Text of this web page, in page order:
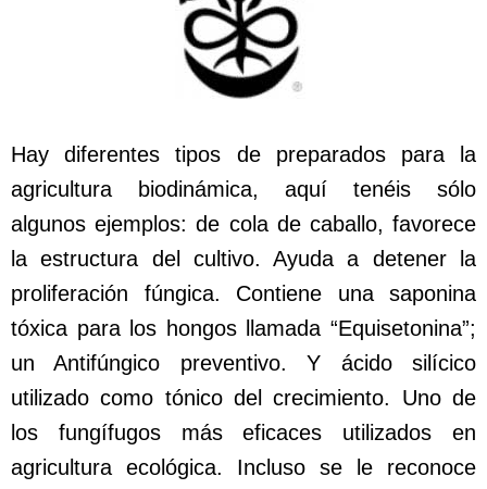
Hay diferentes tipos de preparados para la
agricultura biodinámica, aquí tenéis sólo
algunos ejemplos: de cola de caballo, favorece
la estructura del cultivo. Ayuda a detener la
proliferación fúngica. Contiene una saponina
tóxica para los hongos llamada “Equisetonina”;
un Antifúngico preventivo. Y ácido silícico
utilizado como tónico del crecimiento. Uno de
los fungífugos más eficaces utilizados en
agricultura ecológica. Incluso se le reconoce